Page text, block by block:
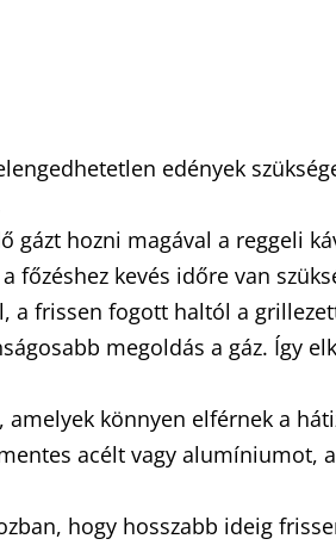
edények
hozni magával a reggeli
főzéshez kevés időre van
a frissen fogott haltól a
megoldás a gáz. Így
könnyen elférnek a
acélt vagy alumíniumot,
hogy hosszabb ideig